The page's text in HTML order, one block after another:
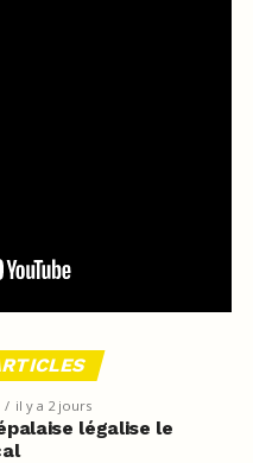
il y a 2 jours
légalise le